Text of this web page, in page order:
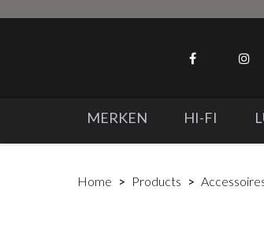
MERKEN HI-FI
Home Products